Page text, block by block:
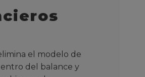
el modelo de
del balance y